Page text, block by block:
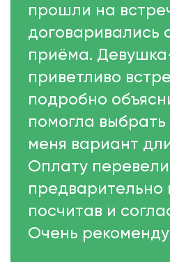
прошли на
договаривались
приёма.
приветливо
подробно
помогла
меня вариант
Оплату перевели
предварительно
посчитав и
Очень